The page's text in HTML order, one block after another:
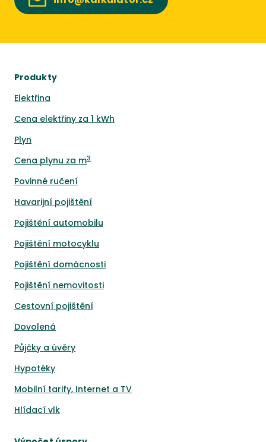
Produkty
Elektřina
Cena elektřiny za 1 kWh
Plyn
Cena plynu za m3
Povinné ručení
Havarijní pojištění
Pojištění automobilu
Pojištění motocyklu
Pojištění domácnosti
Pojištění nemovitosti
Cestovní pojištění
Dovolená
Půjčky a úvěry
Hypotéky
Mobilní tarify, Internet a TV
Hlídací vlk